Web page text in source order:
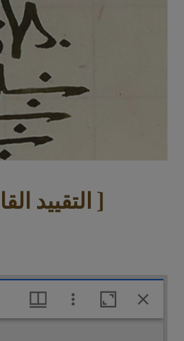
[التقييد القاطع لحجج أهل الانكار والتشديد الناصر لضعف المريدين من أهل التوفيق والتسديد ]